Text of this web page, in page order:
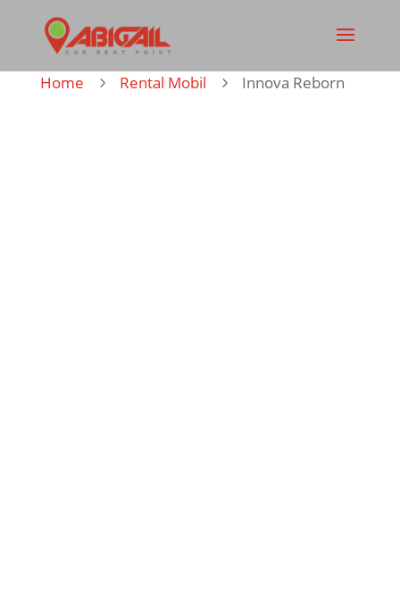
Home 5 Rental Mobil 5 Innova Reborn